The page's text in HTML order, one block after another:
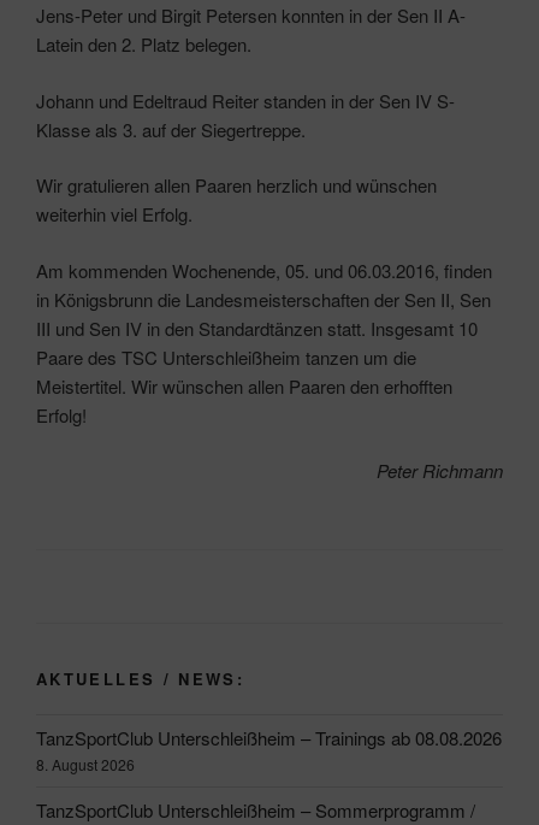
Jens-Peter und Birgit Petersen konnten in der Sen II A-
Latein den 2. Platz belegen.
Johann und Edeltraud Reiter standen in der Sen IV S-
Klasse als 3. auf der Siegertreppe.
Wir gratulieren allen Paaren herzlich und wünschen
weiterhin viel Erfolg.
Am kommenden Wochenende, 05. und 06.03.2016, finden
in Königsbrunn die Landesmeisterschaften der Sen II, Sen
III und Sen IV in den Standardtänzen statt. Insgesamt 10
Paare des TSC Unterschleißheim tanzen um die
Meistertitel. Wir wünschen allen Paaren den erhofften
Erfolg!
Peter Richmann
AKTUELLES / NEWS:
TanzSportClub Unterschleißheim – Trainings ab 08.08.2026
8. August 2026
TanzSportClub Unterschleißheim – Sommerprogramm /